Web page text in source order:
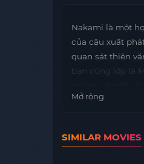
Nakami là một
của cậu xuất
quan sát thiên
bạn cùng lớp là
Liệu họ có tìm
Mở rộng
SIMILAR MOVIES